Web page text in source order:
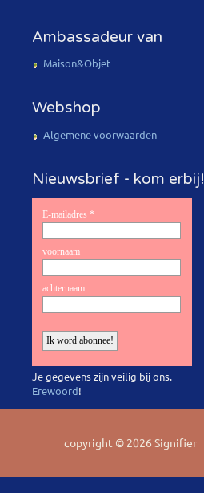
Ambassadeur van
Maison&Objet
Webshop
Algemene voorwaarden
Nieuwsbrief - kom erbij!
Je gegevens zijn veilig bij ons.
Erewoord!
copyright © 2026 Signifier